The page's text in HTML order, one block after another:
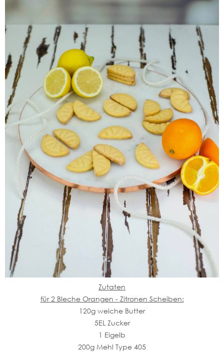
Zutaten
für 2 Bleche Orangen - Zitronen Scheiben:
120g weiche Butter
5EL Zucker
1 Eigelb
200g Mehl Type 405